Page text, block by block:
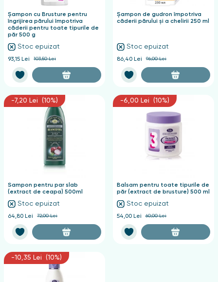
Șampon cu Brusture pentru
îngrijirea părului împotriva
căderii pentru toate tipurile de
păr 500 g
Stoc epuizat
93,15 Lei 103,50 Lei
Șampon de gudron împotriva
căderii părului și a chelirii 250 ml
Stoc epuizat
86,40 Lei 96,00 Lei
-7,20 Lei (10%)
Sampon pentru par slab
(extract de ceapa) 500ml
Stoc epuizat
64,80 Lei 72,00 Lei
-6,00 Lei (10%)
Balsam pentru toate tipurile de
păr (extract de brusture) 500 ml
Stoc epuizat
54,00 Lei 60,00 Lei
-10,35 Lei (10%)